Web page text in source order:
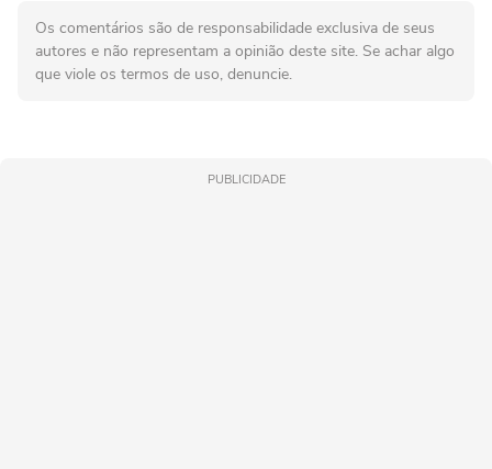
Os comentários são de responsabilidade exclusiva de seus
autores e não representam a opinião deste site. Se achar algo
que viole os termos de uso, denuncie.
PUBLICIDADE